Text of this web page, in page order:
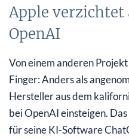
Apple verzichtet
OpenAI
Von einem anderen
Finger: Anders als
Hersteller aus dem
bei OpenAI einsteigen.
für seine KI-Software